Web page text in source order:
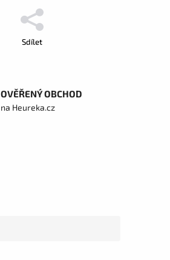
Sdílet
OVĚŘENÝ OBCHOD
na Heureka.cz